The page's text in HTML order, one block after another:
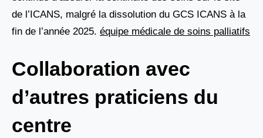
de l’ICANS, malgré la dissolution du GCS ICANS à la
fin de l’année 2025. équipe médicale de soins palliatifs
Collaboration avec
d’autres praticiens du
centre